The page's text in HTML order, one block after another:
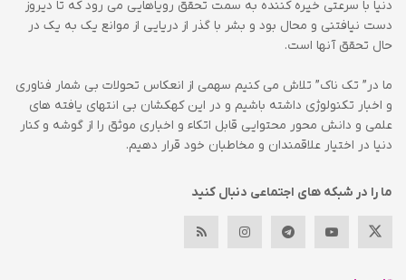
دنیا با سرعتی خیره کننده به سمت تحقق رویاهایی می رود که تا دیروز
دست نیافتنی و محال بود و بشر با گذر از دریایی از موانع یک به یک در
حال تحقق آنها است.
ما در” تک ناک” تلاش می کنیم سهمی از انعکاس تحولات بی شمار فناوری
و اخبار تکنولوژی داشته باشیم و در این کهکشان بی انتهای یافته های
علمی و دانش محور محتوایی قابل اتکاء و اخباری موثق را از گوشه و کنار
دنیا در اختیار علاقمندان و مخاطبان خود قرار دهیم.
ما را در شبکه های اجتماعی دنبال کنید